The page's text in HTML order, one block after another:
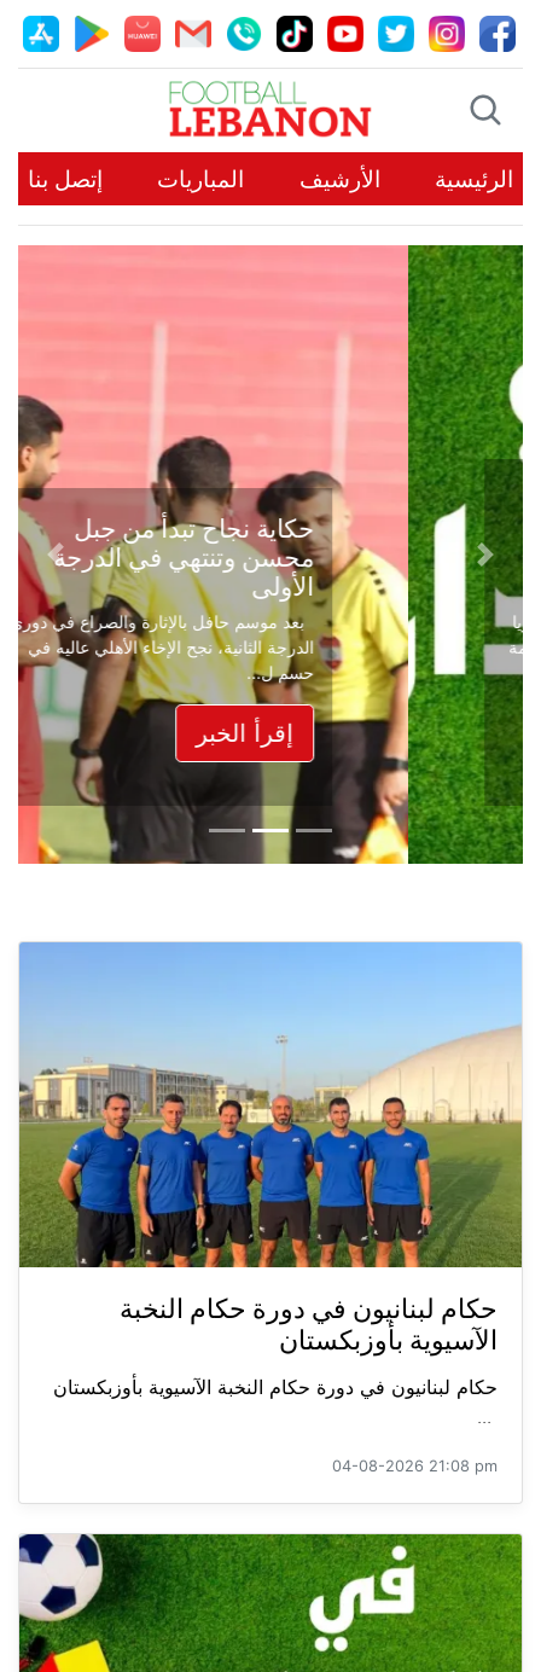
الرئيسية الأرشيف المباريات إتصل بنا
حكاية نجاح تبدأ من جبل
محسن وتنتهي في الدرجة
الأولى
بعد موسم حافل بالإثارة والصراع في دوري
الدرجة الثانية، نجح الإخاء الأهلي عاليه في
حسم ل...
إقرأ الخبر
Previous
Next
حكام لبنانيون في دورة حكام النخبة
الآسيوية بأوزبكستان
حكام لبنانيون في دورة حكام النخبة الآسيوية بأوزبكستان
...
04-08-2026 21:08 pm